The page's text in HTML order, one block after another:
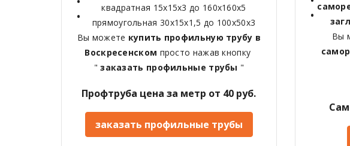
квадратная 15х15х3 до 160х160х5
прямоугольная 30х15х1,5 до 100х50х3
Вы можете купить профильную трубу в
Воскресенском просто нажав кнопку
"заказать профильные трубы "
Профтруба цена за метр от 40 руб.
заказать профильные трубы
Вы